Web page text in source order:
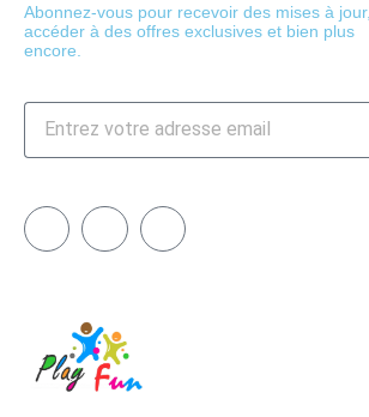
Abonnez-vous pour recevoir des mises à jour,
accéder à des offres exclusives et bien plus
encore.